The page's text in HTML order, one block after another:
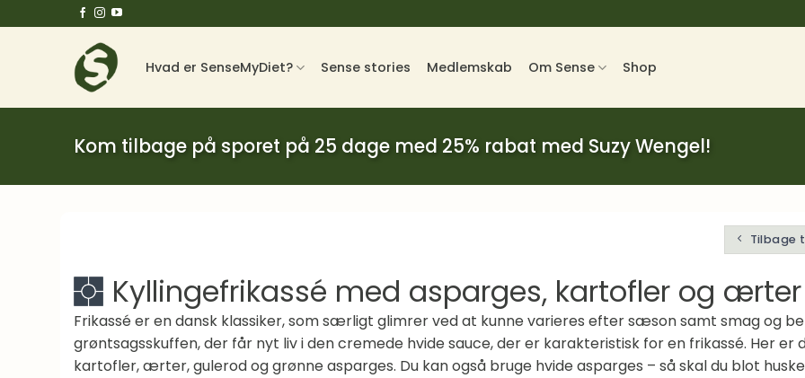
til
Hvad er SenseMyDiet? Sense stories Medlemskab Om Sense Shop
Kom tilbage på sporet på 25 dage med 25% rabat med Suzy Wengel!
Tilbage
Kyllingefrikassé med asparges, kartofler og ærter
Frikassé er en dansk klassiker, som særligt glimrer ved at kunne varieres efter sæson samt smag og
grøntsagsskuffen, der får nyt liv i den cremede hvide sauce, der er karakteristisk for en frikassé. Her
kartofler, ærter, gulerod og grønne asparges. Du kan også bruge hvide asparges – så skal du blot